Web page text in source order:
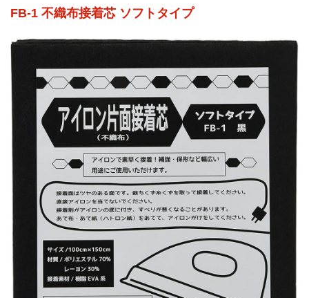
FB-1 不織布接着芯 ソフトタイプ